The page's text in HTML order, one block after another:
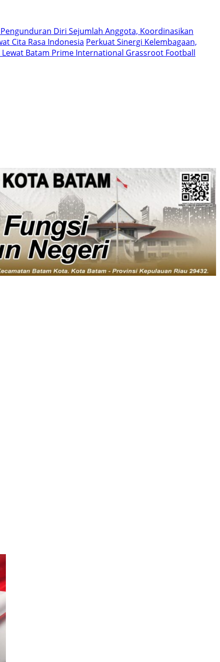
Diri Sejumlah Anggota, Koordinasikan
Cita Rasa Indonesia Perkuat Sinergi Kelembagaan,
Batam Prime International Grassroot Football